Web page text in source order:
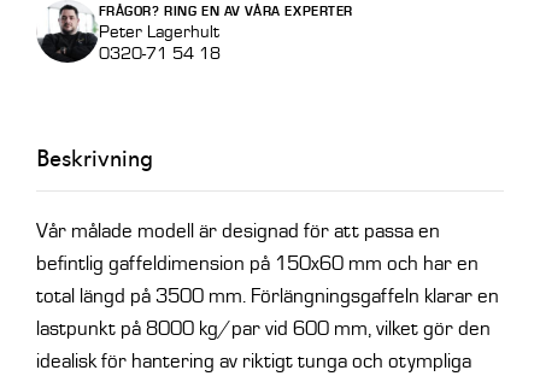
Målad,
för
mängd
FRÅGOR? RING EN AV VÅRA EXPERTER
Peter Lagerhult
0320-71 54 18
Beskrivning
Vår målade modell är designad för att passa en
befintlig gaffeldimension på 150x60 mm och har en
total längd på 3500 mm. Förlängningsgaffeln klarar en
lastpunkt på 8000 kg/par vid 600 mm, vilket gör den
idealisk för hantering av riktigt tunga och otympliga